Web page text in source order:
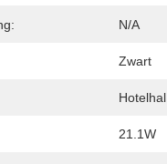
N/A
Zwart
Hotelhal
21.1W